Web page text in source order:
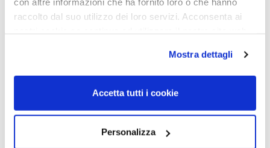
raccolto dal suo utilizzo dei loro servizi. Acconsenta ai
Mostra dettagli
Accetta tutti i cookie
Personalizza
OCCHIALI DA SOLE